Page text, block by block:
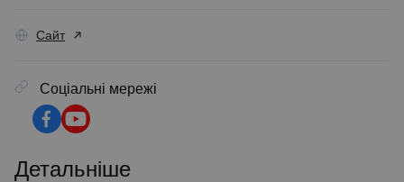
Сайт
Соціальні мережі
Детальніше